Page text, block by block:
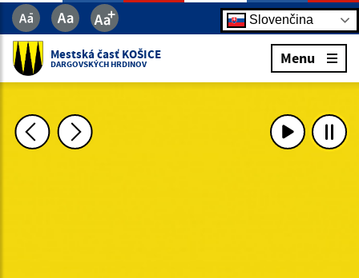
Slovenčina
Mestská časť KOŠICE
DARGOVSKÝCH HRDINOV Menu